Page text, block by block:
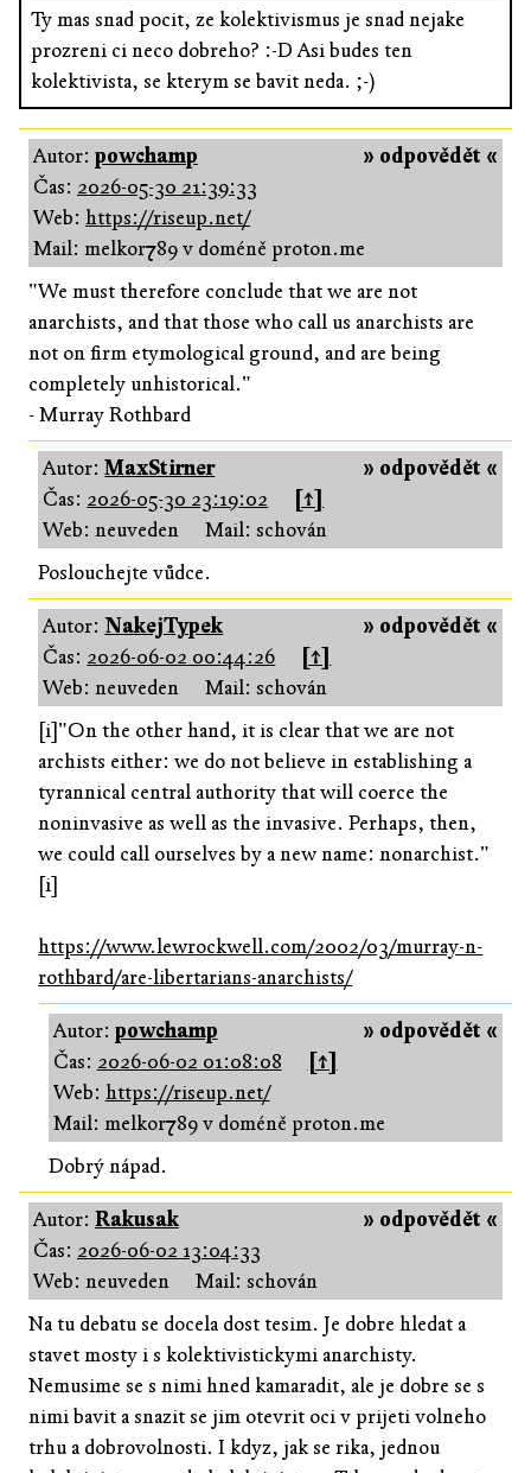
Ty mas snad pocit, ze kolektivismus je snad nejake
prozreni ci neco dobreho? :-D Asi budes ten
kolektivista, se kterym se bavit neda. ;-)
» odpovědět «
Autor: powchamp
Čas: 2026-05-30 21:39:33
Web: https://riseup.net/
Mail: melkor789 v doméně proton.me
"We must therefore conclude that we are not
anarchists, and that those who call us anarchists are
not on firm etymological ground, and are being
completely unhistorical."
- Murray Rothbard
» odpovědět «
Autor:MaxStirner
Čas: 2026-05-30 23:19:02
[↑]
Web: neuveden
Mail: schován
Poslouchejte vůdce.
» odpovědět «
Autor:NakejTypek
Čas: 2026-06-02 00:44:26
[↑]
Web: neuveden
Mail: schován
[i]"On the other hand, it is clear that we are not
archists either: we do not believe in establishing a
tyrannical central authority that will coerce the
noninvasive as well as the invasive. Perhaps, then,
we could call ourselves by a new name: nonarchist."
[i]
https://www.lewrockwell.com/2002/03/murray-n-
rothbard/are-libertarians-anarchists/
» odpovědět «
Autor: powchamp
Čas: 2026-06-02 01:08:08
[↑]
Web: https://riseup.net/
Mail: melkor789 v doméně proton.me
Dobrý nápad.
» odpovědět «
Autor: Rakusak
Čas: 2026-06-02 13:04:33
Web: neuveden
Mail: schován
Na tu debatu se docela dost tesim. Je dobre hledat a
stavet mosty i s kolektivistickymi anarchisty.
Nemusime se s nimi hned kamaradit, ale je dobre se s
nimi bavit a snazit se jim otevrit oci v prijeti volneho
trhu a dobrovolnosti. I kdyz, jak se rika, jednou